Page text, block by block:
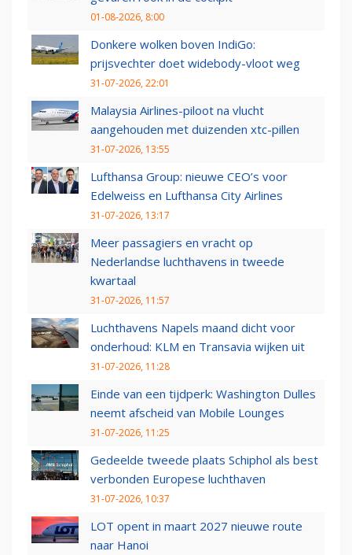
01-08-2026, 8:00
Donkere wolken boven IndiGo:
prijsvechter doet widebody-vloot weg
31-07-2026, 22:01
Malaysia Airlines-piloot na vlucht
aangehouden met duizenden xtc-pillen
31-07-2026, 13:55
Lufthansa Group: nieuwe CEO’s voor
Edelweiss en Lufthansa City Airlines
31-07-2026, 13:17
Meer passagiers en vracht op
Nederlandse luchthavens in tweede
kwartaal
31-07-2026, 11:57
Luchthavens Napels maand dicht voor
onderhoud: KLM en Transavia wijken uit
31-07-2026, 11:28
Einde van een tijdperk: Washington Dulles
neemt afscheid van Mobile Lounges
31-07-2026, 11:25
Gedeelde tweede plaats Schiphol als best
verbonden Europese luchthaven
31-07-2026, 10:37
LOT opent in maart 2027 nieuwe route
naar Hanoi